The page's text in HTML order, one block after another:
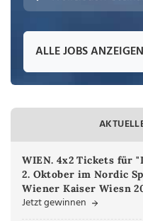
ALLE JOBS ANZEIGEN
WIEN. 4x2 Tickets für
2. Oktober im Nordic
Wiener Kaiser Wiesn
Jetzt gewinnen